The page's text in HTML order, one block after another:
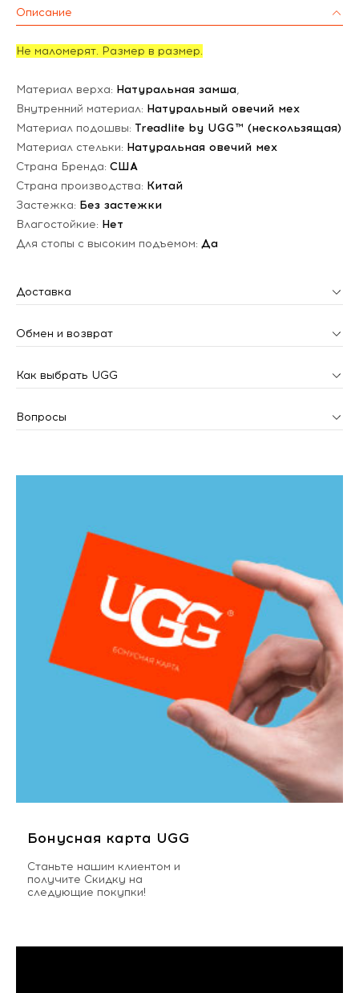
Описание
Не маломерят. Размер в размер.
Материал верха: Натуральная замша,
Внутренний материал: Натуральный овечий мех
Материал подошвы: Treadlite by UGG™ (нескользящая)
Материал стельки: Натуральная овечий мех
Страна Бренда: США
Страна производства: Китай
Застежка: Без застежки
Влагостойкие: Нет
Для стопы с высоким подъемом: Да
Доставка
Обмен и возврат
Как выбрать UGG
Вопросы
Бонусная карта UGG
Станьте нашим клиентом и
получите Скидку на
следующие покупки!